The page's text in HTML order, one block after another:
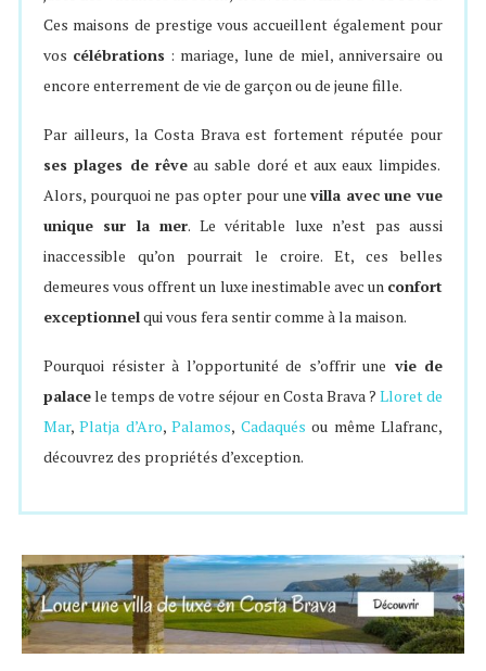
Ces maisons de prestige vous accueillent également pour
vos célébrations : mariage, lune de miel, anniversaire ou
encore enterrement de vie de garçon ou de jeune fille.
Par ailleurs, la Costa Brava est fortement réputée pour
ses plages de rêveau sable doré et aux eaux limpides.
Alors, pourquoi ne pas opter pour unevilla avec une vue
unique sur la mer. Le véritable luxe n’est pas aussi
inaccessible qu’on pourrait le croire. Et, ces belles
demeures vous offrent un luxe inestimable avec un confort
exceptionnelqui vous fera sentir comme à la maison.
Pourquoi résister à l’opportunité de s’offrir une vie de
palacele temps de votre séjour en Costa Brava ? Lloret de
Mar,Platja d’Aro,Palamos, Cadaqués ou même Llafranc,
découvrez des propriétés d’exception.